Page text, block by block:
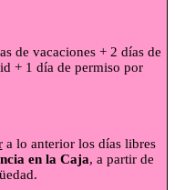
de vacaciones + 2 días de
+ 1 día de permiso por
a lo anterior los días libres
en la Caja, a partir de